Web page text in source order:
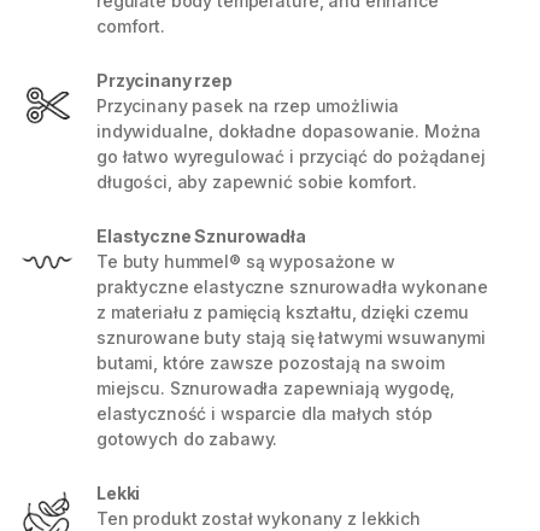
comfort.
Przycinany rzep
Przycinany pasek na rzep umożliwia
indywidualne, dokładne dopasowanie. Można
go łatwo wyregulować i przyciąć do pożądanej
długości, aby zapewnić sobie komfort.
Elastyczne Sznurowadła
Te buty hummel® są wyposażone w
praktyczne elastyczne sznurowadła wykonane
z materiału z pamięcią kształtu, dzięki czemu
sznurowane buty stają się łatwymi wsuwanymi
butami, które zawsze pozostają na swoim
miejscu. Sznurowadła zapewniają wygodę,
elastyczność i wsparcie dla małych stóp
gotowych do zabawy.
Lekki
Ten produkt został wykonany z lekkich